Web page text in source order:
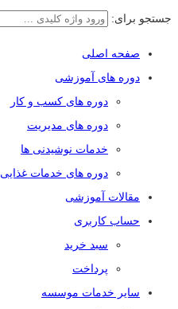
جستجو برای:
صفحه اصلی
دوره های آموزشی
دوره های کسب و کار
دوره های مدیریت
خدمات نوشیدنی ها
دوره های خدمات غذایی
مقالات آموزشی
حساب کاربری
سبد خرید
پرداخت
سایر خدمات موسسه